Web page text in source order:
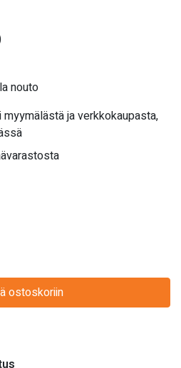
nouto
ja verkkokaupasta,
ostoskoriin